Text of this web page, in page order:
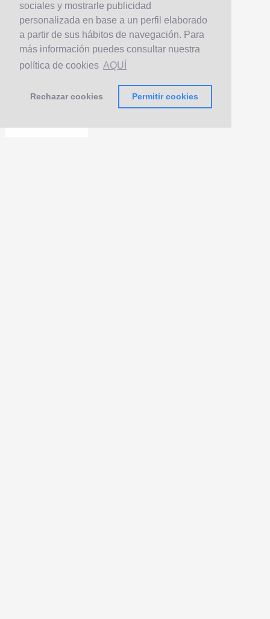
sociales y mostrarle publicidad
personalizada en base a un perfil elaborado
a partir de sus hábitos de navegación. Para
más información puedes consultar nuestra
política de cookies AQUÍ
Rechazar cookies Permitir cookies